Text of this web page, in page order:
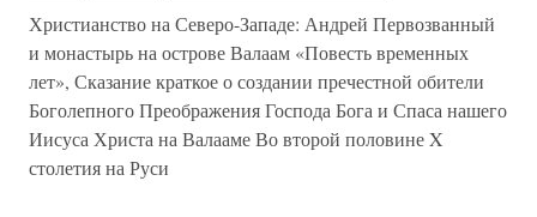
Христианство на Северо-Западе: Андрей Первозванный
и монастырь на острове Валаам «Повесть временных
лет», Сказание краткое о создании пречестной обители
Боголепного Преображения Господа Бога и Спаса нашего
Иисуса Христа на Валааме Во второй половине X
столетия на Руси